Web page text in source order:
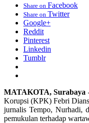
Share on Facebook
Share on Twitter
Google+
Reddit
Pinterest
Linkedin
Tumblr
MATAKOTA, Surabaya
Korupsi (KPK) Febri
jurnalis Tempo, Nurhadi,
pemukulan terhadap